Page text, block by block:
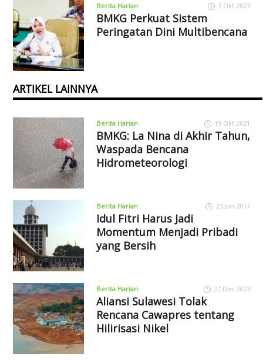
Berita Harian 7 Okt 2023
BMKG Perkuat Sistem
Peringatan Dini Multibencana
ARTIKEL LAINNYA
Berita Harian 19 Okt 2021
BMKG: La Nina di Akhir Tahun,
Waspada Bencana
Hidrometeorologi
Berita Harian 23 Jun 2017
Idul Fitri Harus Jadi
Momentum Menjadi Pribadi
yang Bersih
Berita Harian 27 Des 2023
Aliansi Sulawesi Tolak
Rencana Cawapres tentang
Hilirisasi Nikel